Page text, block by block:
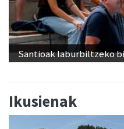
Santioak laburbiltzeko
Ikusienak